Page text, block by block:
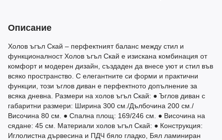
Описание
Холов ъгъл Скай – перфектният баланс между стил и
функционалност Холов ъгъл Скай е изискана комбинация от
комфорт и модерен дизайн, създаден да внесе уют и стил във
всяко пространство. С елегантните си форми и практични
функции, този ъглов диван е перфектното допълнение за
всяка дневна. Размери на холов ъгъл Скай: ● Ъглов диван с
габаритни размери: Ширина 300 см./Дълбочина 200 см./
Височина 80 см. ● Спална площ: 169/246 см. ● Височина на
сядане: 45 см. Материали холов ъгъл Скай: ● Конструкция:
Иглолистна дървесина и ПДЧ бяло гладко, Бял ламиниран